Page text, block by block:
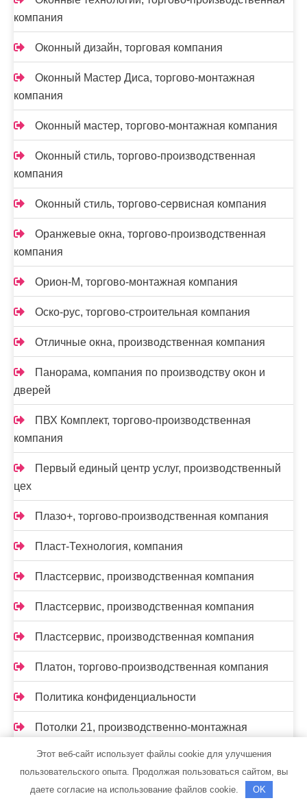
компания
Оконный дизайн, торговая компания
Оконный Мастер Диса, торгово-монтажная
компания
Оконный мастер, торгово-монтажная компания
Оконный стиль, торгово-производственная
компания
Оконный стиль, торгово-сервисная компания
Оранжевые окна, торгово-производственная
компания
Орион-М, торгово-монтажная компания
Оско-рус, торгово-строительная компания
Отличные окна, производственная компания
Панорама, компания по производству окон и
дверей
ПВХ Комплект, торгово-производственная
компания
Первый единый центр услуг, производственный
цех
Плазо+, торгово-производственная компания
Пласт-Технология, компания
Пластсервис, производственная компания
Пластсервис, производственная компания
Пластсервис, производственная компания
Платон, торгово-производственная компания
Политика конфиденциальности
Потолки 21, производственно-монтажная
Прогресспласт, торгово-монтажная компания
Этот веб-сайт использует файлы cookie для улучшения
пользовательского опыта. Продолжая пользоваться сайтом, вы
даете согласие на использование файлов cookie.
OK